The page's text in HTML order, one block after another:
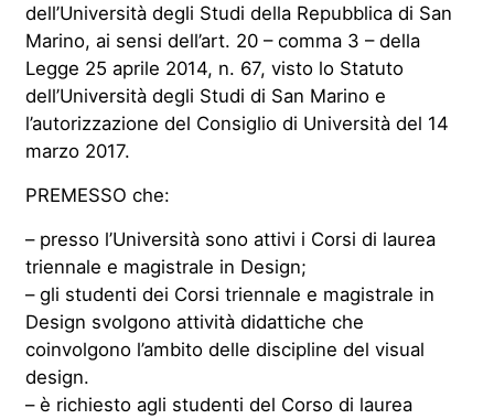
dell’Università degli Studi della Repubblica di San
Marino, ai sensi dell’art. 20 – comma 3 – della
Legge 25 aprile 2014, n. 67, visto lo Statuto
dell’Università degli Studi di San Marino e
l’autorizzazione del Consiglio di Università del 14
marzo 2017.
PREMESSO che:
– presso l’Università sono attivi i Corsi di laurea
triennale e magistrale in Design;
– gli studenti dei Corsi triennale e magistrale in
Design svolgono attività didattiche che
coinvolgono l’ambito delle discipline del visual
design.
– è richiesto agli studenti del Corso di laurea